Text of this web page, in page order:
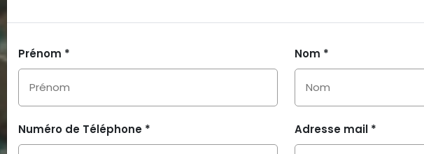
Prénom * Nom *
Numéro de Téléphone * Adresse mail *